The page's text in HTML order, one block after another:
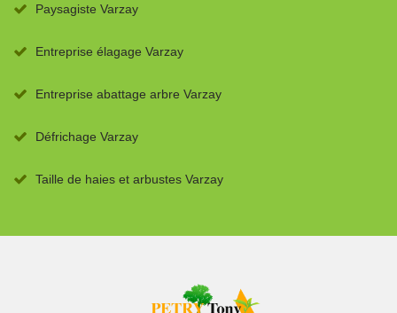
Paysagiste Varzay
Entreprise élagage Varzay
Entreprise abattage arbre Varzay
Défrichage Varzay
Taille de haies et arbustes Varzay